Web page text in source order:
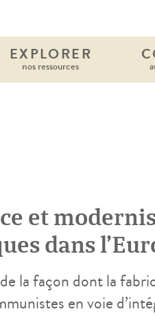
EXPLORER
nos ressources
et
dans
Roumanie
la façon dont la
en voie